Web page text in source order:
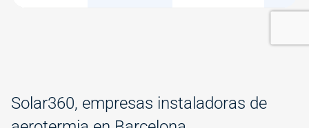
Solar360, empresas instaladoras de